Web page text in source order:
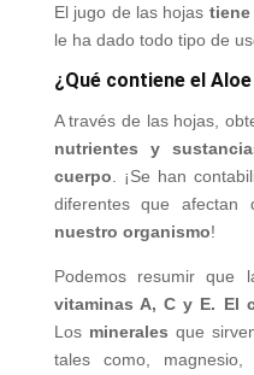
El jugo de las hojas
le ha dado todo tipo de
¿Qué contiene el
A través de las hojas,
nutrientes y
cuerpo . ¡Se han
diferentes que afectan
nuestro organismo!
Podemos resumir que
vitaminas A, C y E. El
Los minerales que
tales como,